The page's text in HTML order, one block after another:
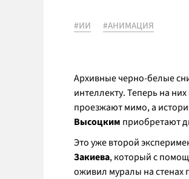
#ИИ #АНИМАЦИЯ
Архивные черно-белые
интеллекту. Теперь на
проезжают мимо, а
Высоцким приобретают
Это уже второй
Закиева, который с
оживил муралы на стенах